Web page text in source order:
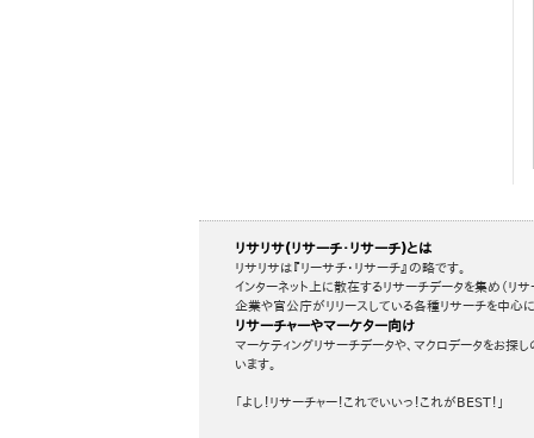
リサリサ(リサーチ・リサーチ)とは
リサリサは『リーサチ・リサーチ』の略です。
インターネット上に散在するリサーチデータを集め（リ
企業や官公庁がリリースしている各種リサーチを中心
リサーチャーやマーケター向け
マーケティングリサーチデータや、マクロデータをお探
います。
「よし！リサーチャー！これでいいっ！これがBEST！」